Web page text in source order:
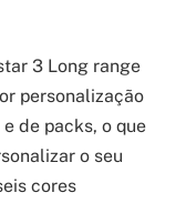
3 Long range
personalização
de packs, o que
o seu
cores